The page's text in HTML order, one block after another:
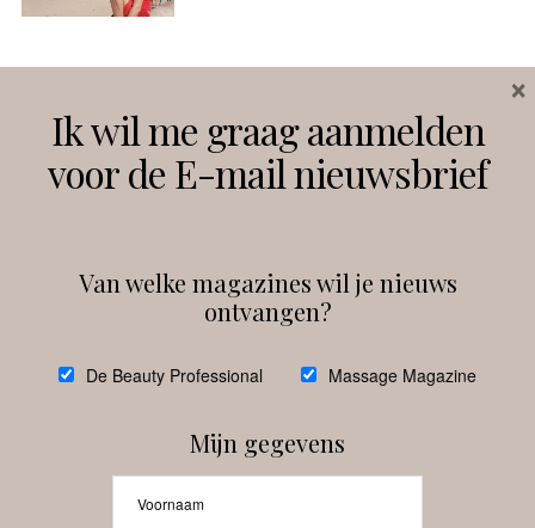
Instagram Facebook
debeautyprofessional
Ik wil me graag aanmelden
voor de E-mail nieuwsbrief
Van welke magazines wil je nieuws
ontvangen?
De Beauty Professional Massage Magazine
Mijn gegevens
×